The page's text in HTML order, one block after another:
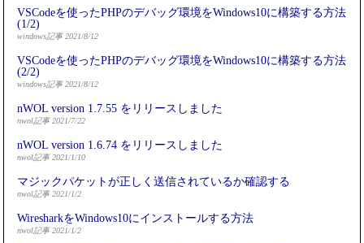
VSCodeを使ったPHPのデバッグ環境をWindows10に構築する方法
(1/2)
windows記事 2021/8/12
VSCodeを使ったPHPのデバッグ環境をWindows10に構築する方法
(2/2)
windows記事 2021/8/12
nWOL version 1.7.55 をリリースしました
nwol記事 2021/7/22
nWOL version 1.6.74 をリリースしました
nwol記事 2021/1/10
マジックパケットが正しく送信されているか確認する
nwol記事 2021/1/2
WiresharkをWindows10にインストールする方法
nwol記事 2021/1/2